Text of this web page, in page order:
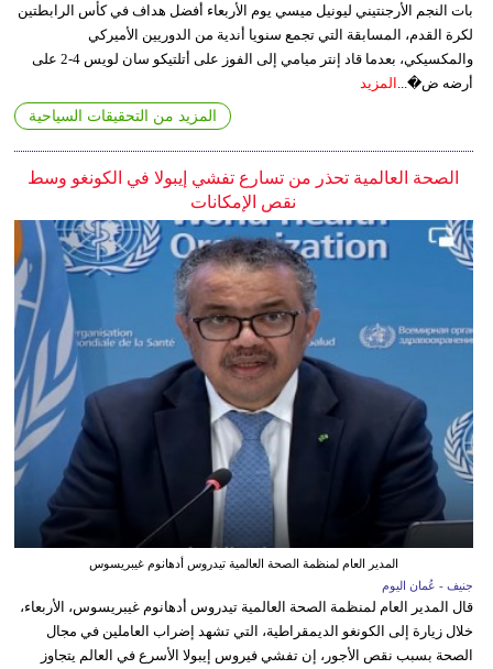
بات النجم الأرجنتيني ليونيل ميسي يوم الأربعاء أفضل هداف في كأس الرابطتين
لكرة القدم، المسابقة التي تجمع سنويا أندية من الدوريين الأميركي
والمكسيكي، بعدما قاد إنتر ميامي إلى الفوز على أتلتيكو سان لويس 4-2 على
أرضه ض�...
المزيد
المزيد من التحقيقات السياحية
الصحة العالمية تحذر من تسارع تفشي إيبولا في الكونغو وسط
نقص الإمكانات
المدير العام لمنظمة الصحة العالمية تيدروس أدهانوم غيبريسوس
جنيف - عُمان اليوم
قال المدير العام لمنظمة الصحة العالمية تيدروس أدهانوم غيبريسوس، الأربعاء،
خلال زيارة إلى الكونغو الديمقراطية، التي تشهد إضراب العاملين في مجال
الصحة بسبب نقص الأجور، إن تفشي فيروس إيبولا الأسرع في العالم يتجاوز